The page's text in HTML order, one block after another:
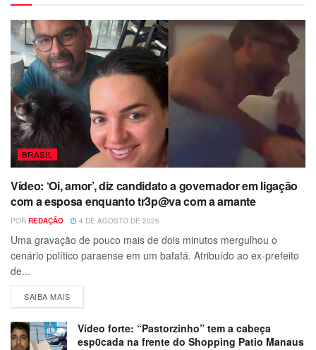
BRASIL
Vídeo: ‘Oi, amor’, diz candidato a governador em ligação
com a esposa enquanto tr3p@va com a amante
POR REDAÇÃO 4 DE AGOSTO DE 2026
Uma gravação de pouco mais de dois minutos mergulhou o
cenário político paraense em um bafafá. Atribuído ao ex-prefeito
de...
SAIBA MAIS
Vídeo forte: “Pastorzinho” tem a cabeça
esp0cada na frente do Shopping Patio Manaus